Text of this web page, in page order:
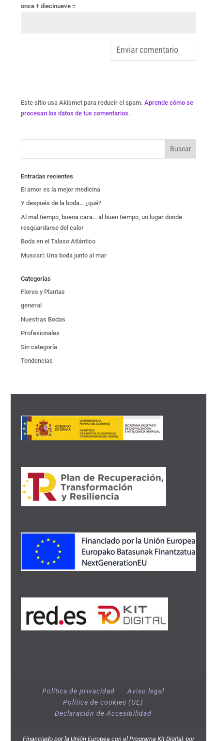
once + diecinueve =
Este sitio usa Akismet para reducir el spam. Aprende cómo se
procesan los datos de tus comentarios.
Entradas recientes
El amor es la mejor medicina
Y después de la boda… ¿qué?
Al mal tiempo, buena cara… al buen tiempo, un lugar donde
resguardarse del calor
Boda en el Talaso Atlántico
Muscari: Una boda junto al mar
Categorías
Flores y Plantas
general
Nuestras Bodas
Profesionales
Sin categoría
Tendencias
Política de privacidad
Aviso legal
Política de cookies (UE)
Declaración de Accesibilidad
Financiado por la Unión Europea con el Programa Kit Digital, por